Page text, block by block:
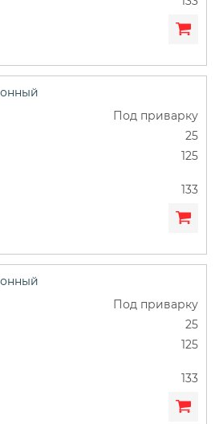
Под приварку
25
125
133
Под приварку
25
125
133